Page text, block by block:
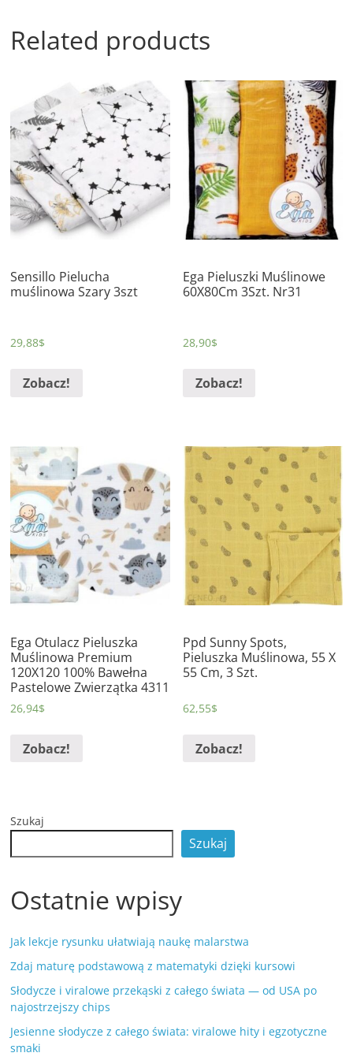
Related products
Sensillo Pielucha
muślinowa Szary 3szt
29,88$
Zobacz!
Ega Pieluszki Muślinowe
60X80Cm 3Szt. Nr31
28,90$
Zobacz!
Ega Otulacz Pieluszka
Muślinowa Premium
120X120 100% Bawełna
Pastelowe Zwierzątka 4311
26,94$
Zobacz!
Ppd Sunny Spots,
Pieluszka Muślinowa, 55 X
55 Cm, 3 Szt.
62,55$
Zobacz!
Szukaj
Szukaj
Ostatnie wpisy
Jak lekcje rysunku ułatwiają naukę malarstwa
Zdaj maturę podstawową z matematyki dzięki kursowi
Słodycze i viralowe przekąski z całego świata — od USA po
najostrzejszy chips
Jesienne słodycze z całego świata: viralowe hity i egzotyczne
smaki